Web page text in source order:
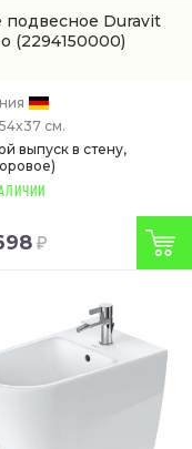
подвесное Duravit
(2294150000)
54x37 см.
выпуск в стену,